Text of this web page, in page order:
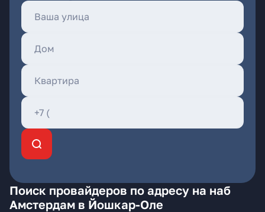
Поиск провайдеров по адресу на наб
Амстердам в Йошкар-Оле